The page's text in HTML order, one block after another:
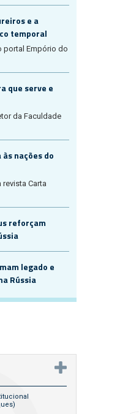
e a
temporal
portal Empório do
que serve e
da Faculdade
nações do
Carta
reforçam
legado e
Rússia